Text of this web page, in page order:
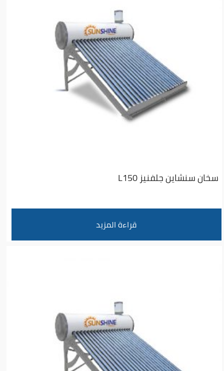
سخان سنشاين جلفنيز L150
قراءة المزيد